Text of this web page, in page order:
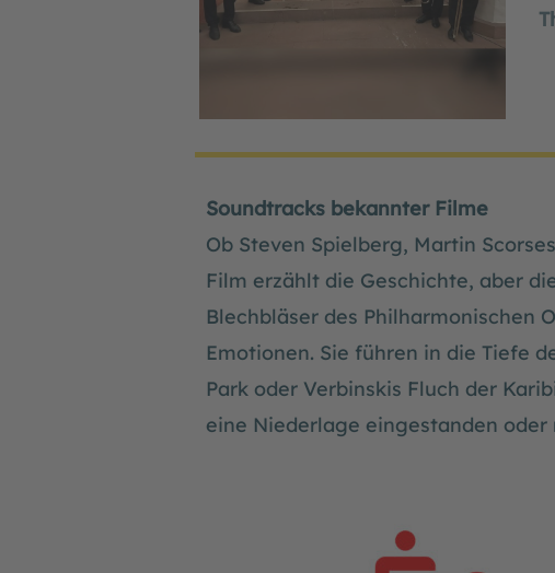
Soundtracks bekannter Filme
Ob Steven Spielberg, Martin
Film erzählt die Geschichte, aber
Blechbläser des Philharmonischen
Emotionen. Sie führen in die Tiefe
Park oder Verbinskis Fluch der
eine Niederlage eingestanden